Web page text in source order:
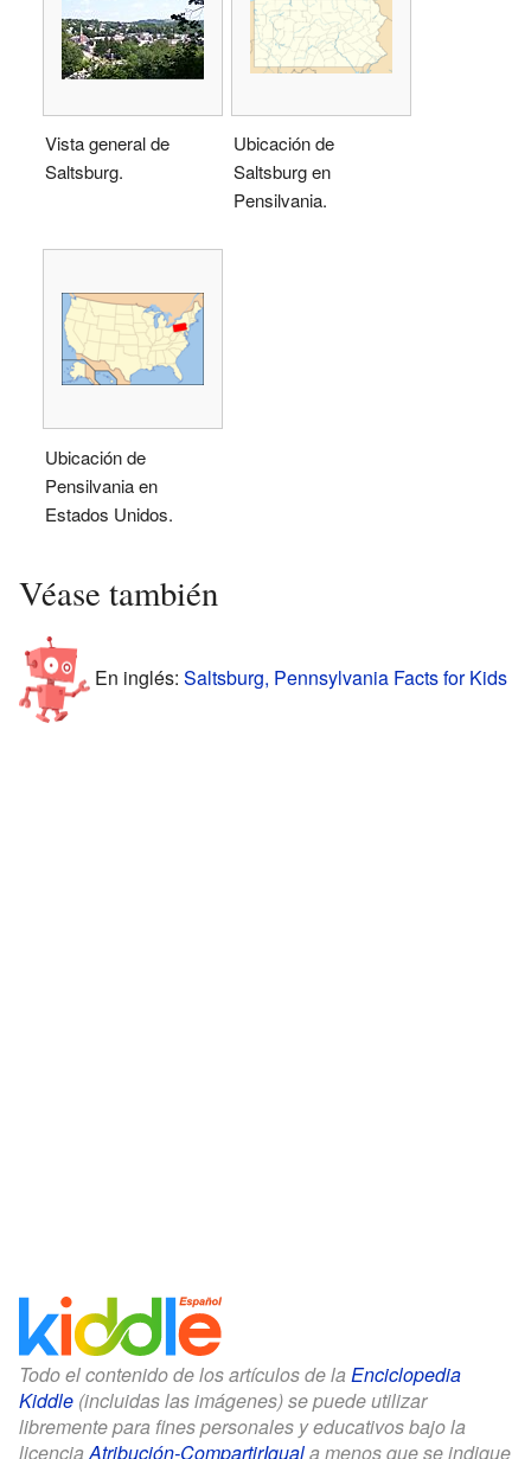
Vista general de
Saltsburg.
Ubicación de
Saltsburg en
Pensilvania.
Ubicación de
Pensilvania en
Estados Unidos.
Véase también
En inglés: Saltsburg, Pennsylvania Facts for Kids
Todo el contenido de los artículos de la Enciclopedia
Kiddle (incluidas las imágenes) se puede utilizar
libremente para fines personales y educativos bajo la
licencia Atribución-CompartirIguala menos que se indique